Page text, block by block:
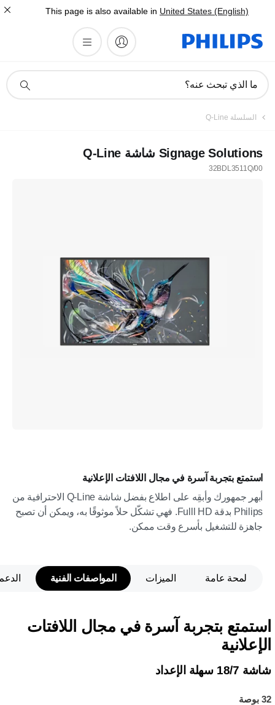
This page is also available in United States (English)
دعم
ما الذي تبحث عنه؟
السلسلة Q-Line
Signage Solutions شاشة Q-Line
32BDL3511Q/00
استمتع بتجربة آسرة في مجال اللافتات الإعلانية
أبهر جمهورك وأبقِه على اطلاع بفضل شاشة Q-Line الاحترافية من
Philips بدقة Fulll HD. فهي تشكّل حلاً موثوقًا به، ويمكن أن تصبح
جاهزة للتشغيل بأسرع وقت ممكن.
لمحة عامة الميزات المواصفات الفنية
استمتع بتجربة آسرة في مجال اللافتات
الإعلانية
شاشة 18/7 سهلة الإعداد
32 بوصة